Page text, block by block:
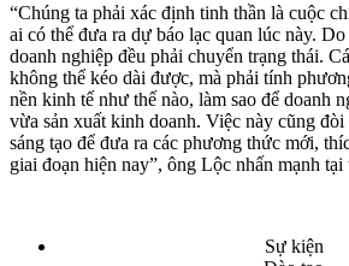
“Chúng ta phải xác định tinh thần là cuộc
ai có thể đưa ra dự báo lạc quan lúc này.
doanh nghiệp đều phải chuyển trạng thái.
không thể kéo dài được, mà phải tính
nền kinh tế như thế nào, làm sao để doanh
vừa sản xuất kinh doanh. Việc này cũng
sáng tạo để đưa ra các phương thức mới,
giai đoạn hiện nay”, ông Lộc nhấn mạnh tại
Sự kiện